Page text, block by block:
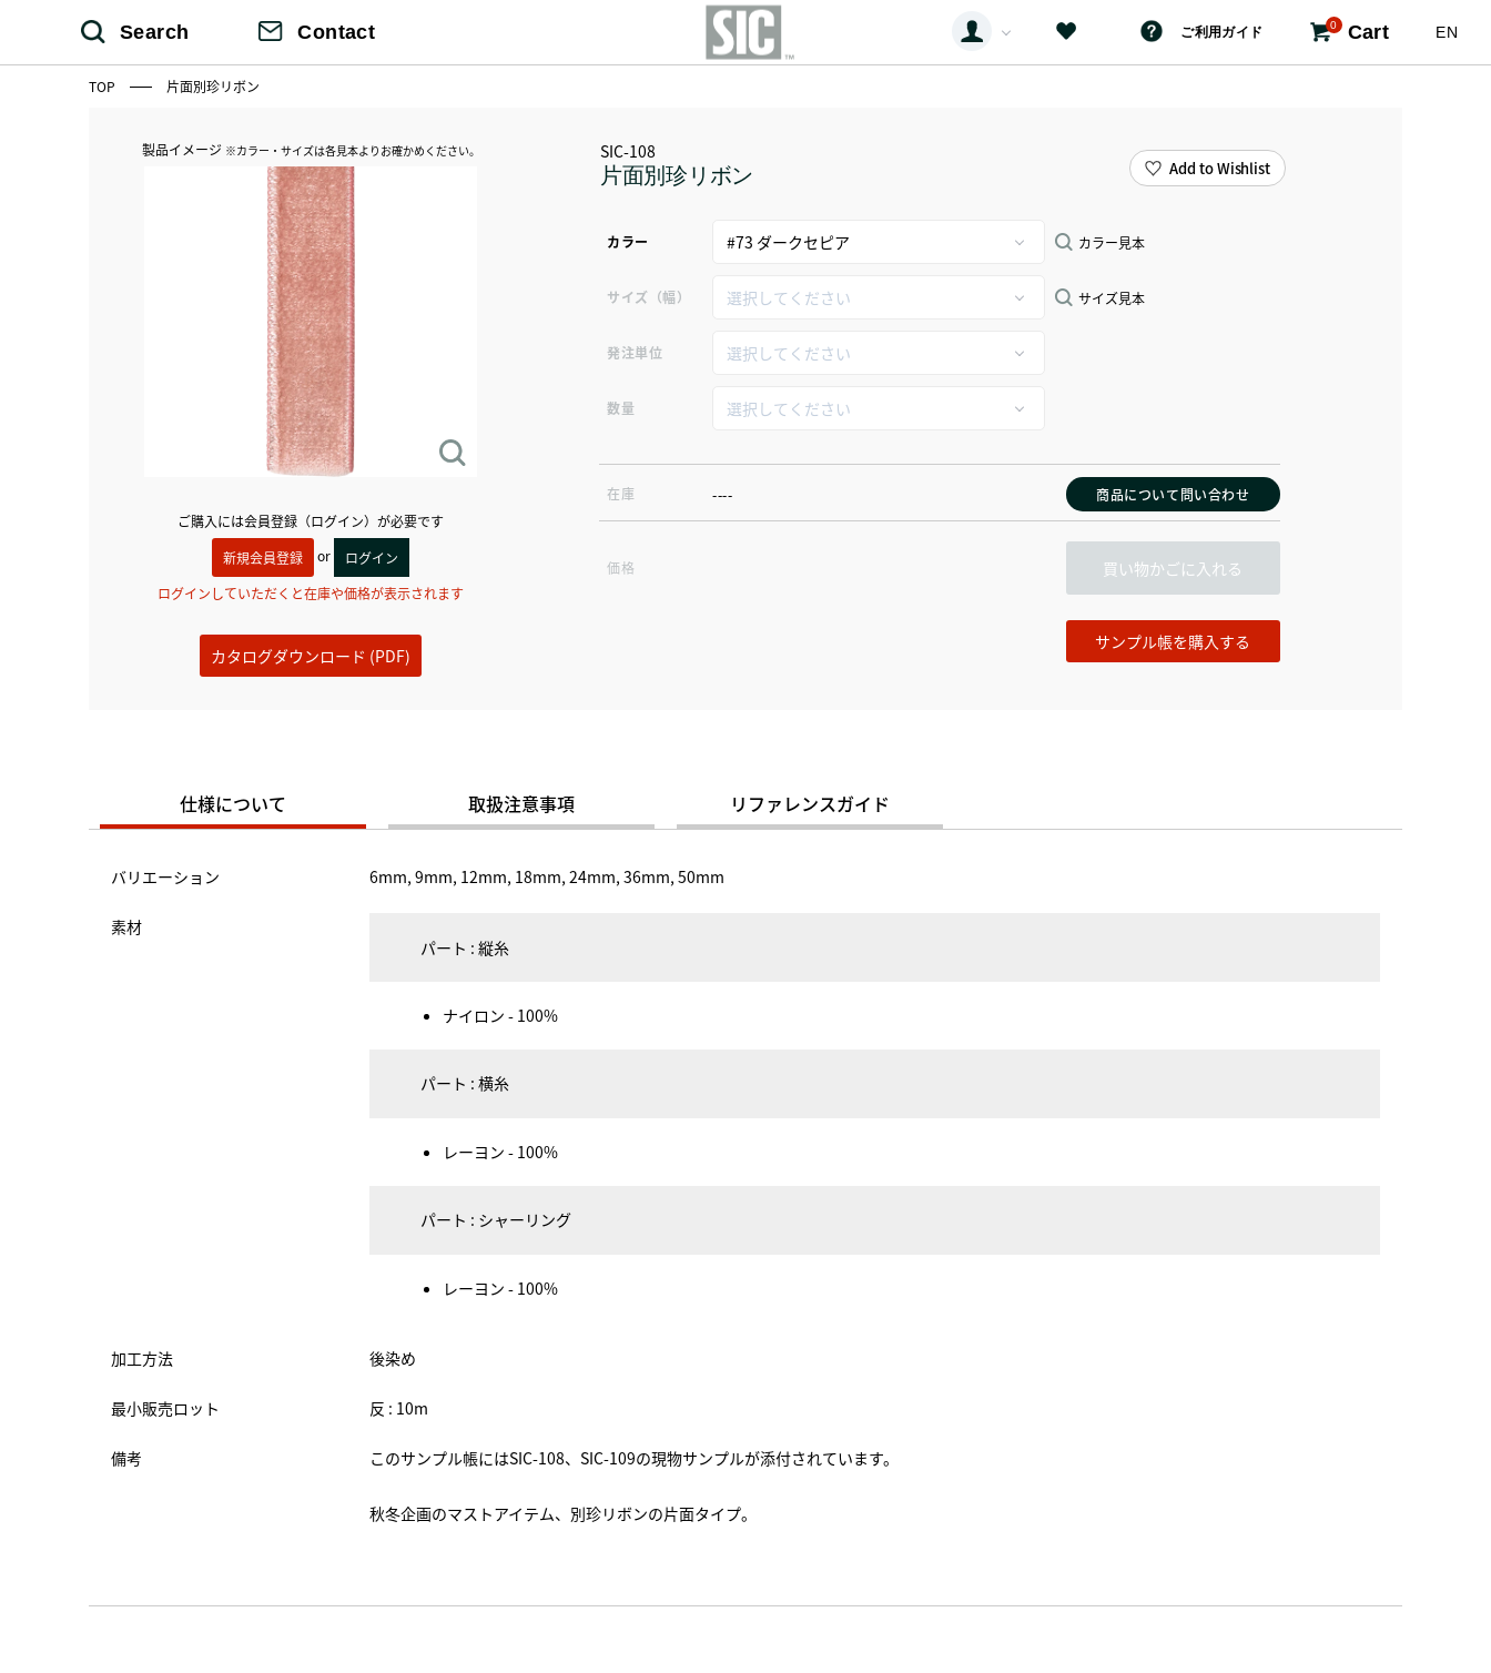
Search Contact ご利用ガイド 0 Cart EN
TOP 片面別珍リボン
製品イメージ ※カラー・サイズは各見本よりお確かめください。
ご購入には会員登録（ログイン）が必要です
新規会員登録
or
ログイン
ログインしていただくと在庫や価格が表示されます
カタログダウンロード (PDF)
SIC-108
片面別珍リボン
カラー カラー見本
サイズ（幅） サイズ見本
発注単位
数量
在庫 ---- 商品について問い合わせ
価格 買い物かごに入れる
Add to Wishlist
仕様について 取扱注意事項 リファレンスガイド
バリエーション 6mm, 9mm, 12mm, 18mm, 24mm, 36mm, 50mm
素材
パート : 縦糸
ナイロン - 100%
パート : 横糸
レーヨン - 100%
パート : シャーリング
レーヨン - 100%
加工方法 後染め
最小販売ロット 反 : 10m
備考 このサンプル帳にはSIC-108、SIC-109の現物サンプルが添付されています。
秋冬企画のマストアイテム、別珍リボンの片面タイプ。